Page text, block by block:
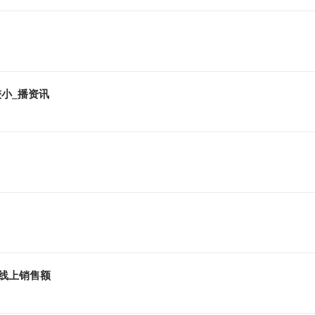
_播资讯
上销售额